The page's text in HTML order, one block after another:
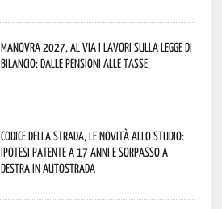
Manovra 2027, al via i lavori sulla Legge di
Bilancio: dalle pensioni alle tasse
Codice della strada, le novità allo studio:
ipotesi patente a 17 anni e sorpasso a
destra in autostrada